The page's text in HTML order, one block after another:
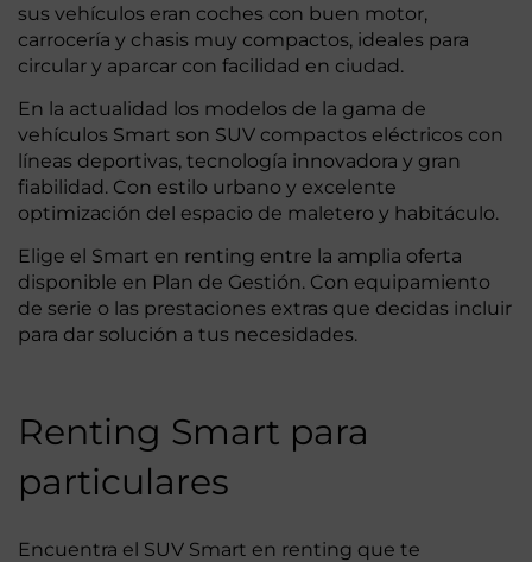
sus vehículos eran coches con buen motor,
carrocería y chasis muy compactos, ideales para
circular y aparcar con facilidad en ciudad.
En la actualidad los modelos de la gama de
vehículos Smart son SUV compactos eléctricos con
líneas deportivas, tecnología innovadora y gran
fiabilidad. Con estilo urbano y excelente
optimización del espacio de maletero y habitáculo.
Elige el Smart en renting entre la amplia oferta
disponible en Plan de Gestión. Con equipamiento
de serie o las prestaciones extras que decidas incluir
para dar solución a tus necesidades.
Renting Smart para
particulares
Encuentra el SUV Smart en renting que te